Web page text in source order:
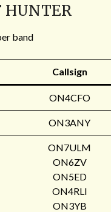
band
Callsign
ON4CFO
ON3ANY
ON7ULM
ON6ZV
ON5ED
ON4RLI
ON3YB